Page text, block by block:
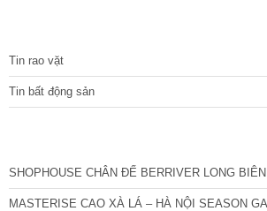
Tin rao vặt
Tin bất động sản
SHOPHOUSE CHÂN ĐẾ BERRIVER LONG BIÊN
MASTERISE CAO XÀ LÁ – HÀ NỘI SEASON